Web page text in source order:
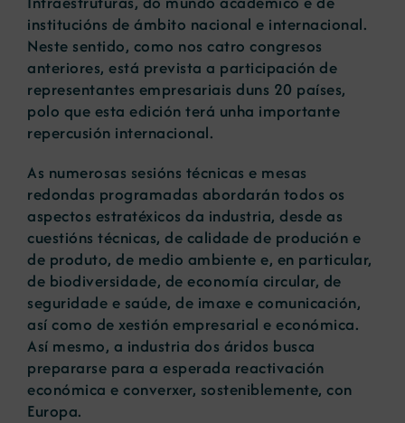
institucións de ámbito nacional e internacional.
Neste sentido, como nos catro congresos
anteriores, está prevista a participación de
representantes empresariais duns 20 países,
polo que esta edición terá unha importante
repercusión internacional.
As numerosas sesións técnicas e mesas
redondas programadas abordarán todos os
aspectos estratéxicos da industria, desde as
cuestións técnicas, de calidade de produción e
de produto, de medio ambiente e, en particular,
de biodiversidade, de economía circular, de
seguridade e saúde, de imaxe e comunicación,
así como de xestión empresarial e económica.
Así mesmo, a industria dos áridos busca
prepararse para a esperada reactivación
económica e converxer, sosteniblemente, con
Europa.